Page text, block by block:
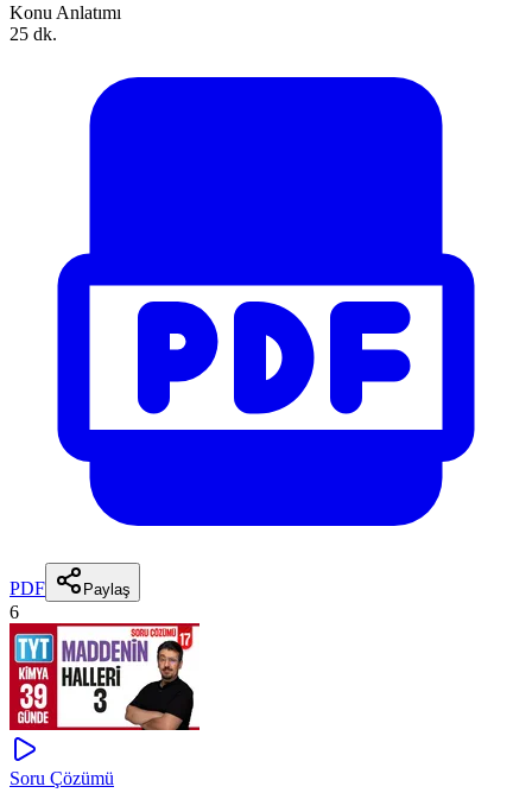
Konu Anlatımı
25 dk.
PDF Paylaş
6
Soru Çözümü